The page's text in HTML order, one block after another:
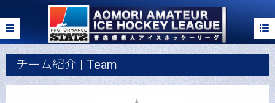
チーム紹介 | Team